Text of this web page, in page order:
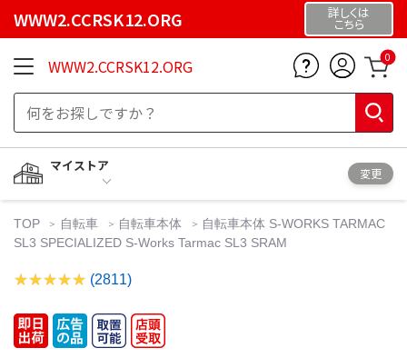
WWW2.CCRSK12.ORG 詳しくは
こちら
WWW2.CCRSK12.ORG 0
マイストア
変更
TOP 自転車 自転車本体
自転車本体 S-WORKS TARMAC
SL3 SPECIALIZED S-Works Tarmac SL3 SRAM
(2811)